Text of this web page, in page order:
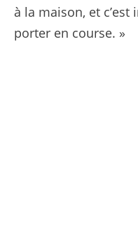
à la maison, et
porter en course. »